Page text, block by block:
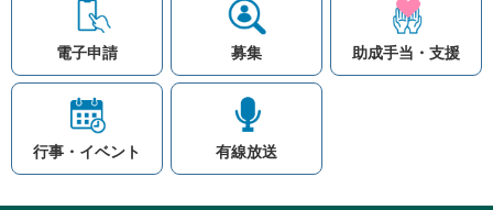
知りたい情報を検索
注目ワード
公共交通
入札
高齢者福祉 補助金
電子申請 募集 助成手当・支援
行事・イベント 有線放送
このホームページ
著作権と免責事項につ
プライバシーポリシー
© Village Hara